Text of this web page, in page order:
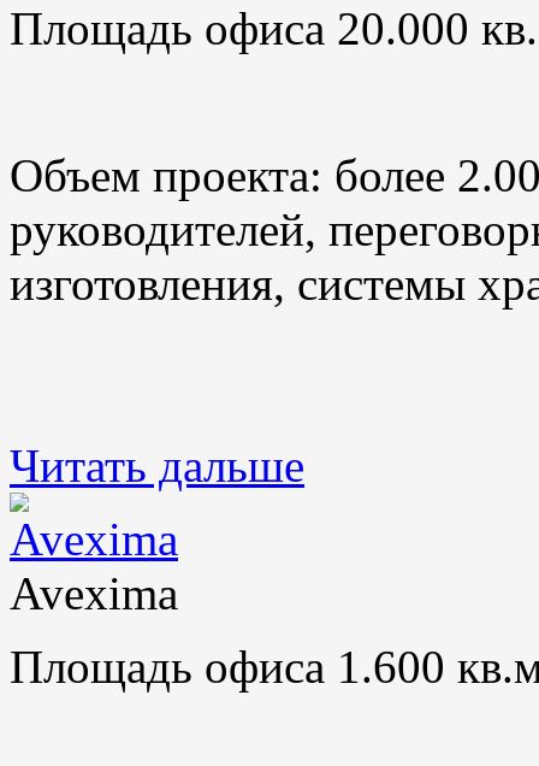
Площадь офиса 20.000
Объем проекта: более
руководителей,
изготовления, системы
Читать дальше
Avexima
Площадь офиса 1.600